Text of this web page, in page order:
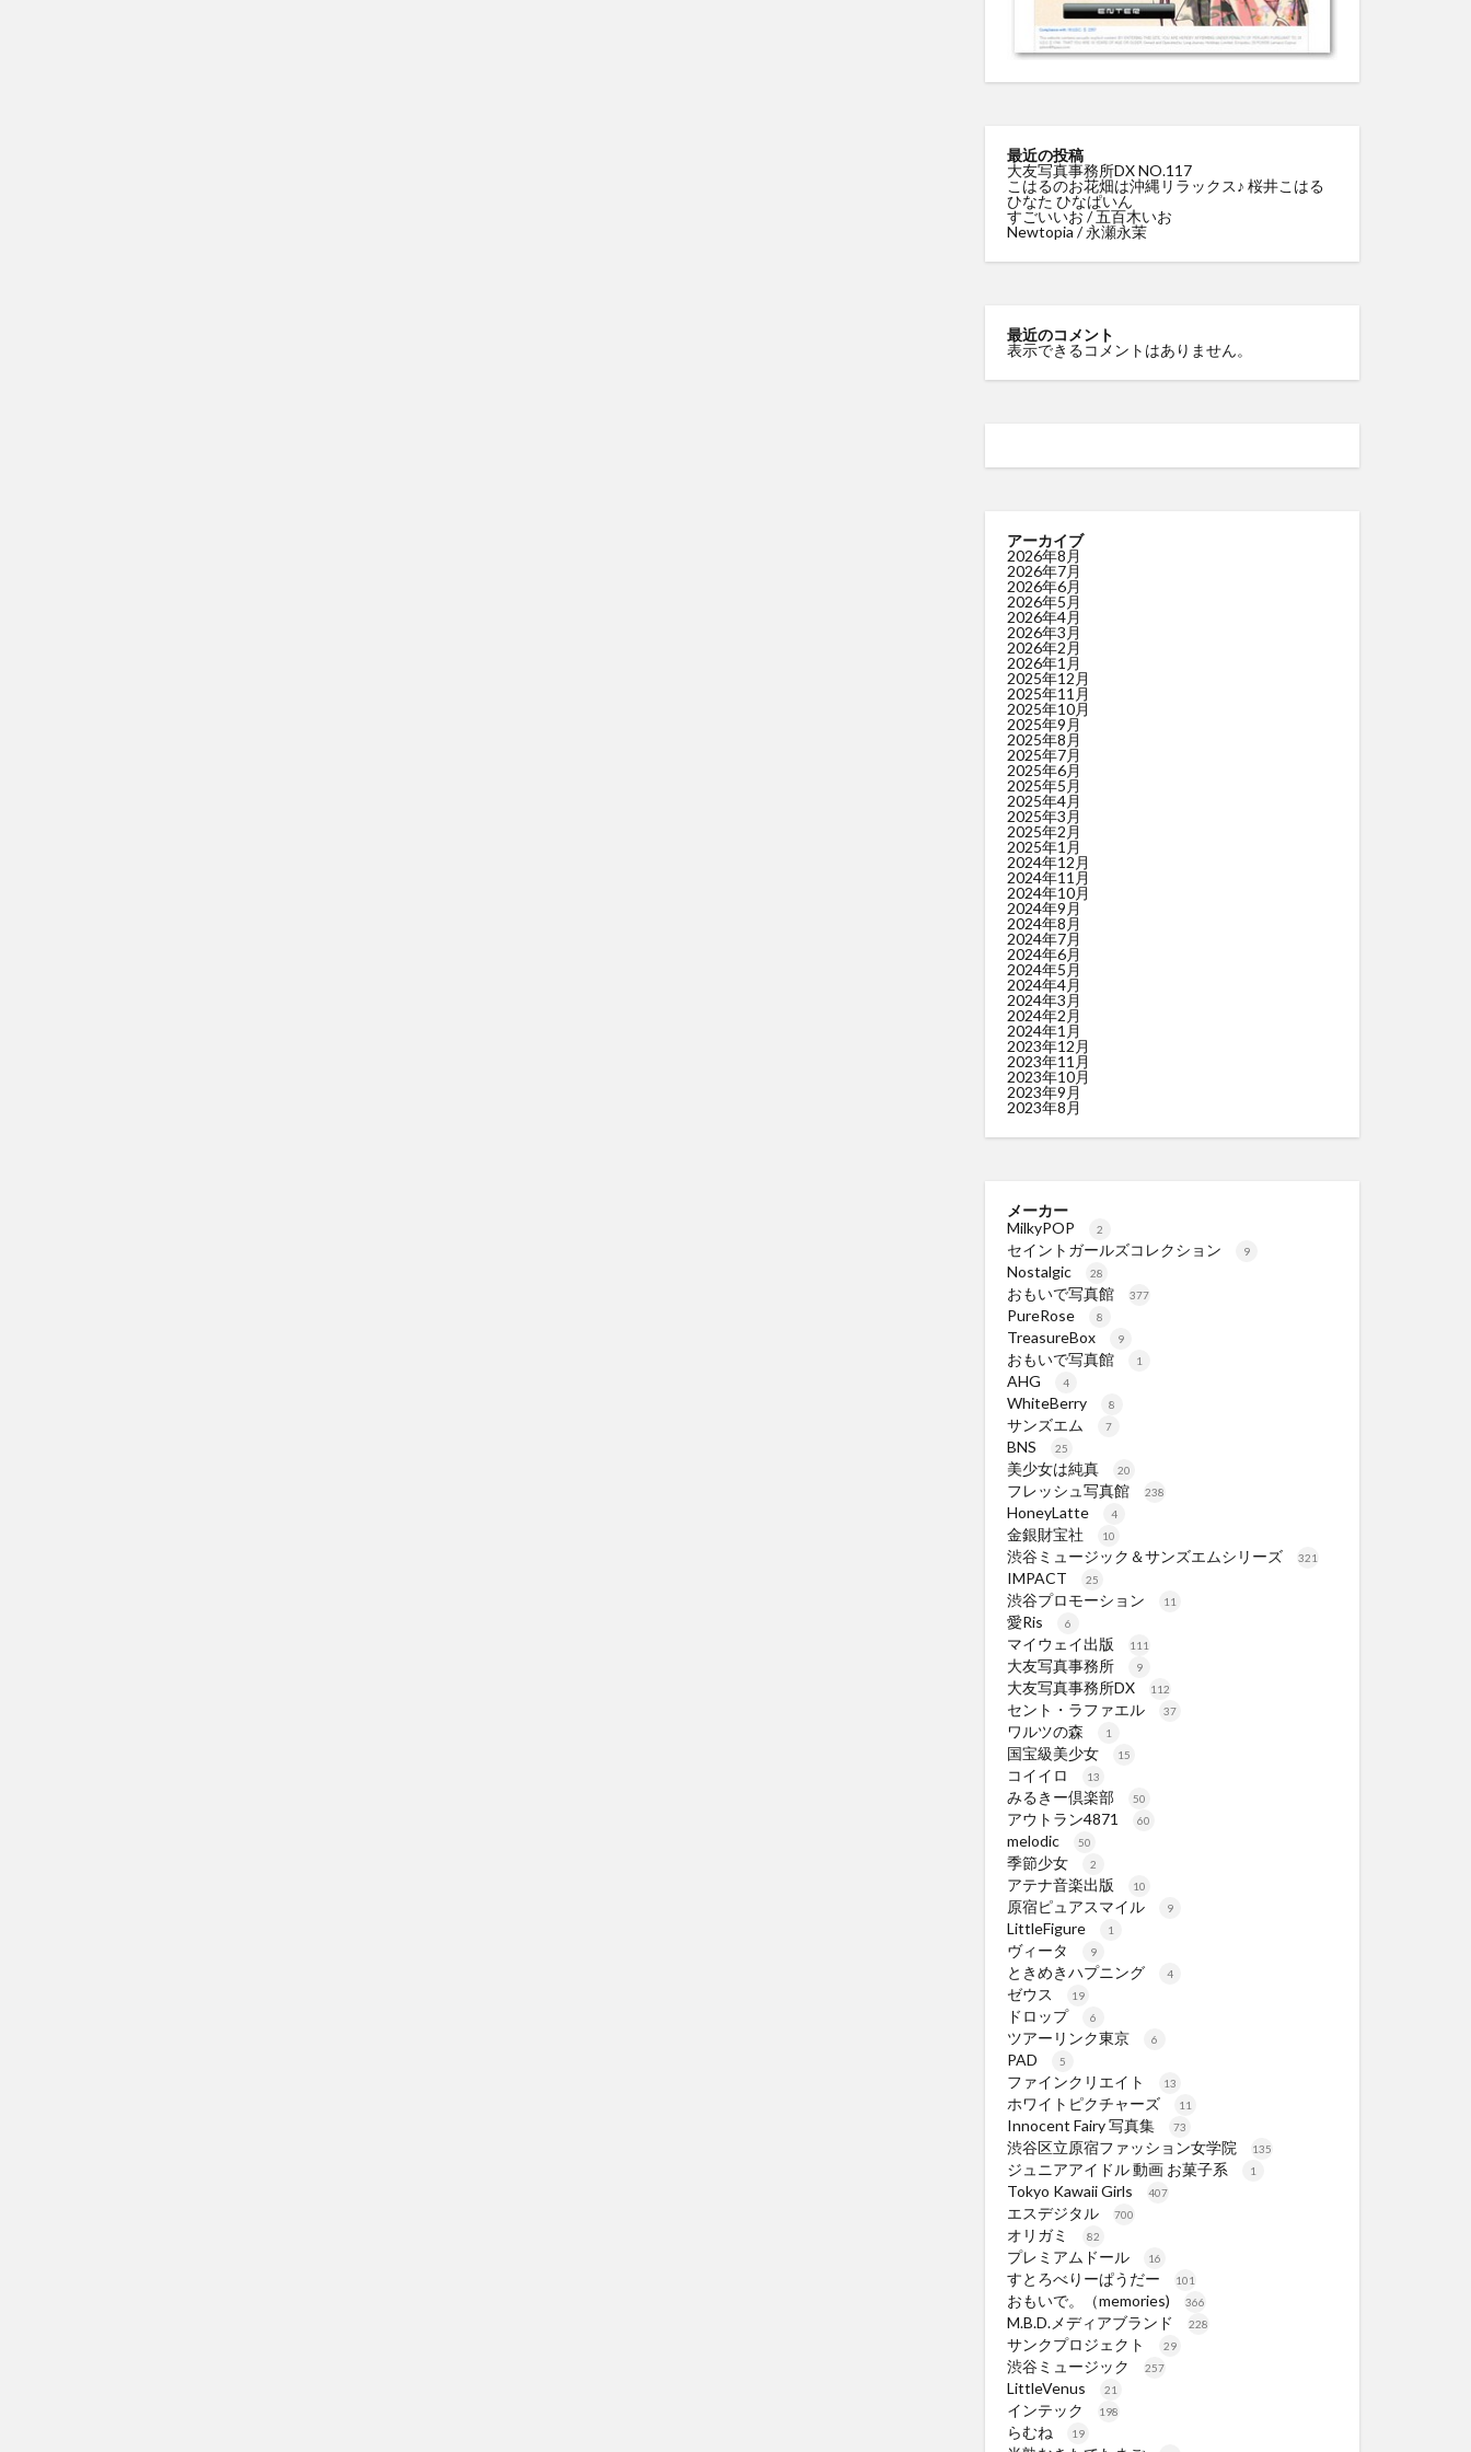
最近の投稿
大友写真事務所DX NO.117
こはるのお花畑は沖縄リラックス♪ 桜井こはる
ひなた ひなぱいん
すごいいお / 五百木いお
Newtopia / 永瀬永茉
最近のコメント
表示できるコメントはありません。
アーカイブ
2026年8月
2026年7月
2026年6月
2026年5月
2026年4月
2026年3月
2026年2月
2026年1月
2025年12月
2025年11月
2025年10月
2025年9月
2025年8月
2025年7月
2025年6月
2025年5月
2025年4月
2025年3月
2025年2月
2025年1月
2024年12月
2024年11月
2024年10月
2024年9月
2024年8月
2024年7月
2024年6月
2024年5月
2024年4月
2024年3月
2024年2月
2024年1月
2023年12月
2023年11月
2023年10月
2023年9月
2023年8月
メーカー
MilkyPOP
2
セイントガールズコレクション 9
Nostalgic 28
おもいで写真館 377
PureRose 8
TreasureBox 9
おもいで写真館 1
AHG 4
WhiteBerry 8
サンズエム 7
BNS 25
美少女は純真 20
フレッシュ写真館 238
HoneyLatte 4
金銀財宝社 10
渋谷ミュージック＆サンズエムシリーズ 321
IMPACT 25
渋谷プロモーション 11
愛Ris 6
マイウェイ出版 111
大友写真事務所 9
大友写真事務所DX 112
セント・ラファエル 37
ワルツの森 1
国宝級美少女 15
コイイロ 13
みるきー倶楽部 50
アウトラン4871 60
melodic 50
季節少女 2
アテナ音楽出版 10
原宿ピュアスマイル 9
LittleFigure 1
ヴィータ 9
ときめきハプニング 4
ゼウス 19
ドロップ 6
ツアーリンク東京 6
PAD 5
ファインクリエイト 13
ホワイトピクチャーズ 11
Innocent Fairy 写真集 73
渋谷区立原宿ファッション女学院 135
ジュニアアイドル 動画 お菓子系 1
Tokyo Kawaii Girls 407
エスデジタル 700
オリガミ 82
プレミアムドール 16
すとろべりーぱうだー 101
おもいで。（memories) 366
M.B.D.メディアブランド 228
サンクプロジェクト 29
渋谷ミュージック 257
LittleVenus 21
インテック 198
らむね 19